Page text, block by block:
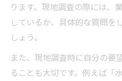
ります。現地調査の際には、
しているか、具体的な質問を
しょう。
また、現地調査時に自分の要
ることも大切です。例えば「